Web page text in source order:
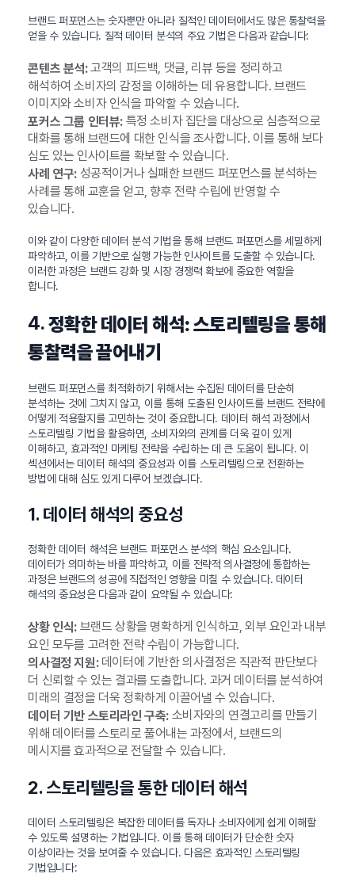
브랜드 퍼포먼스는 숫자뿐만 아니라 질적인 데이터에서도 많은 통찰력을
얻을 수 있습니다. 질적 데이터 분석의 주요 기법은 다음과 같습니다:
콘텐츠 분석:고객의 피드백, 댓글, 리뷰 등을 정리하고
해석하여 소비자의 감정을 이해하는 데 유용합니다. 브랜드
이미지와 소비자 인식을 파악할 수 있습니다.
포커스 그룹 인터뷰:특정 소비자 집단을 대상으로 심층적으로
대화를 통해 브랜드에 대한 인식을 조사합니다. 이를 통해 보다
심도 있는 인사이트를 확보할 수 있습니다.
사례 연구:성공적이거나 실패한 브랜드 퍼포먼스를 분석하는
사례를 통해 교훈을 얻고, 향후 전략 수립에 반영할 수
있습니다.
이와 같이 다양한 데이터 분석 기법을 통해 브랜드 퍼포먼스를 세밀하게
파악하고, 이를 기반으로 실행 가능한 인사이트를 도출할 수 있습니다.
이러한 과정은 브랜드 강화 및 시장 경쟁력 확보에 중요한 역할을
합니다.
4.정확한 데이터 해석: 스토리텔링을 통해
통찰력을 끌어내기
브랜드 퍼포먼스를 최적화하기 위해서는 수집된 데이터를 단순히
분석하는 것에 그치지 않고, 이를 통해 도출된 인사이트를 브랜드 전략에
어떻게 적용할지를 고민하는 것이 중요합니다. 데이터 해석 과정에서
스토리텔링 기법을 활용하면, 소비자와의 관계를 더욱 깊이 있게
이해하고, 효과적인 마케팅 전략을 수립하는 데 큰 도움이 됩니다. 이
섹션에서는 데이터 해석의 중요성과 이를 스토리텔링으로 전환하는
방법에 대해 심도 있게 다루어 보겠습니다.
1. 데이터 해석의 중요성
정확한 데이터 해석은 브랜드 퍼포먼스 분석의 핵심 요소입니다.
데이터가 의미하는 바를 파악하고, 이를 전략적 의사결정에 통합하는
과정은 브랜드의 성공에 직접적인 영향을 미칠 수 있습니다. 데이터
해석의 중요성은 다음과 같이 요약될 수 있습니다:
상황 인식:브랜드 상황을 명확하게 인식하고, 외부 요인과 내부
요인 모두를 고려한 전략 수립이 가능합니다.
의사결정 지원:데이터에 기반한 의사결정은 직관적 판단보다
더 신뢰할 수 있는 결과를 도출합니다. 과거 데이터를 분석하여
미래의 결정을 더욱 정확하게 이끌어낼 수 있습니다.
데이터 기반 스토리라인 구축:소비자와의 연결고리를 만들기
위해 데이터를 스토리로 풀어내는 과정에서, 브랜드의
메시지를 효과적으로 전달할 수 있습니다.
2. 스토리텔링을 통한 데이터 해석
데이터 스토리텔링은 복잡한 데이터를 독자나 소비자에게 쉽게 이해할
수 있도록 설명하는 기법입니다. 이를 통해 데이터가 단순한 숫자
이상이라는 것을 보여줄 수 있습니다. 다음은 효과적인 스토리텔링
기법입니다: